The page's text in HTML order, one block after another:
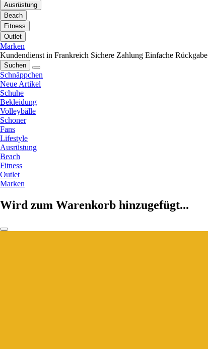
Ausrüstung
Beach
Fitness
Outlet
Marken
Kundendienst in Frankreich Sichere Zahlung Einfache Rückgabe
Suchen
Schnäppchen
Neue Artikel
Schuhe
Bekleidung
Volleybälle
Schoner
Fans
Lifestyle
Ausrüstung
Beach
Fitness
Outlet
Marken
Wird zum Warenkorb hinzugefügt...